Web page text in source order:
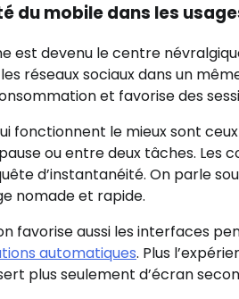
du mobile dans les
est devenu le centre
réseaux sociaux dans un
et favorise des
fonctionnent le mieux sont
ou entre deux tâches.
d’instantanéité. On parle
nomade et rapide.
favorise aussi les interfaces
automatiques. Plus
plus seulement d’écran